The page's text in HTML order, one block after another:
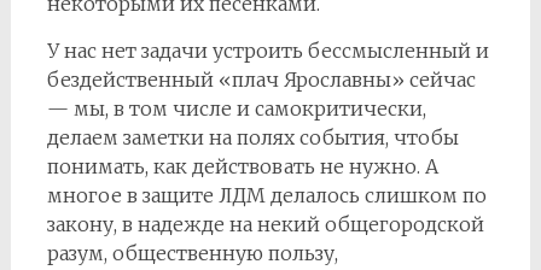
У нас нет задачи устроить бессмысленный и
бездейственный «плач Ярославны» сейчас
— мы, в том числе и самокритически,
делаем заметки на полях события, чтобы
понимать, как действовать не нужно. А
многое в защите ЛДМ делалось слишком по
закону, в надежде на некий общегородской
разум, общественную пользу,